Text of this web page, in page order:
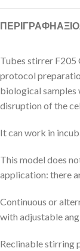
ΠΕΡΙΓΡΑΦΉ
Tubes stirrer F205
protocol
biological samples
disruption of the
It can work in
This model does
application: there
Continuous or
with adjustable
Reclinable stirring